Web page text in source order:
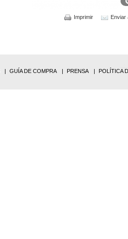
Enviar
Imprimir
GUÍA DE COMPRA PRENSA POLÍTICA